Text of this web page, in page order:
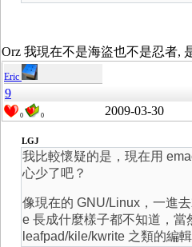
Orz 我現在不是海盜也不是忍者,
Eric
9
0 0 2009-03-30
LGJ
我比較懷疑的是，現在用
心少了吧？
像現在的 GNU/Linux，一進
e 長成什麼樣子都不知道，當
leafpad/kile/kwrite 之類的編輯